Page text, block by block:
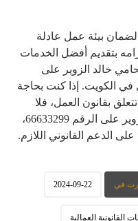
لضمان بيئة عمل عادلة
بتقديم أفضل الخدمات
خالد الزوير على
الكويت. إذا كنت بحاجة
بقانون العمل، فلا
تتردد في الاتصال بالمحامي خالد الزوير على الرقم 66633299،
الدعم القانوني اللازم.
في 2024-09-22
القانونية العمالية